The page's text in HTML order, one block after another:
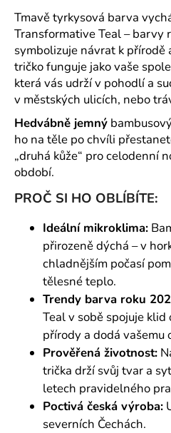
Tmavě tyrkysová barva
Transformative Teal – barvy
symbolizuje návrat k
tričko funguje jako vaše
která vás udrží v pohodlí a
v městských ulicích, nebo
Hedvábně jemný
ho na těle po chvíli
„druhá kůže“ pro celodenní
období.
PROČ SI HO OBLÍBÍTE:
Ideální mikroklima:
přirozeně dýchá – v
chladnějším počasí
tělesné teplo.
Trendy barva roku
Teal v sobě spojuje klid
přírody a dodá vašemu
Prověřená životnost:
trička drží svůj tvar a
letech pravidelného
Poctivá česká výroba:
severních Čechách.
u
č
u
j
e
m
e